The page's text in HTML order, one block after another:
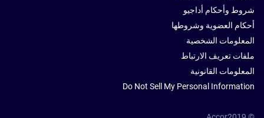
شروط وأحكام أداجيو
أحكام العضوية وشروطها
المعلومات الشخصية
ملفات تعريف الارتباط
المعلومات القانونية
Do Not Sell My Personal Information